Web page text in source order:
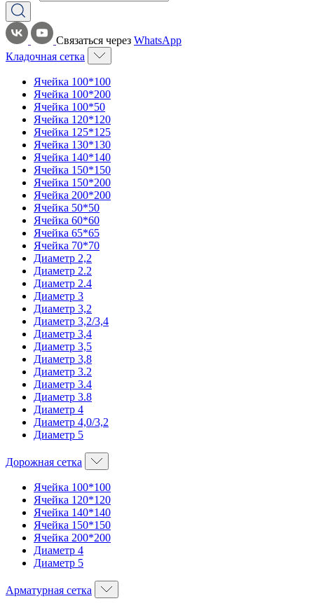
Связаться через WhatsApp
Кладочная сетка
Ячейка 100*100
Ячейка 100*200
Ячейка 100*50
Ячейка 120*120
Ячейка 125*125
Ячейка 130*130
Ячейка 140*140
Ячейка 150*150
Ячейка 150*200
Ячейка 200*200
Ячейка 50*50
Ячейка 60*60
Ячейка 65*65
Ячейка 70*70
Диаметр 2,2
Диаметр 2.2
Диаметр 2.4
Диаметр 3
Диаметр 3,2
Диаметр 3,2/3,4
Диаметр 3,4
Диаметр 3,5
Диаметр 3,8
Диаметр 3.2
Диаметр 3.4
Диаметр 3.8
Диаметр 4
Диаметр 4,0/3,2
Диаметр 5
Дорожная сетка
Ячейка 100*100
Ячейка 120*120
Ячейка 140*140
Ячейка 150*150
Ячейка 200*200
Диаметр 4
Диаметр 5
Арматурная сетка